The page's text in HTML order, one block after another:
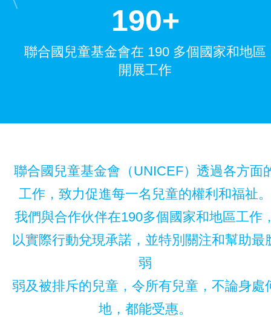
190+
聯合國兒童基金會在 190 多個國家和地區
開展工作
聯合國兒童基金會（UNICEF）透過各方面
工作，致力促進每一名兒童的權利和福祉。
我們與合作伙伴在190多個國家和地區工作
以實際行動兌現承諾，並特別關注和幫助最
弱
弱及被排斥的兒童，令所有兒童，不論身處
地，都能受惠。